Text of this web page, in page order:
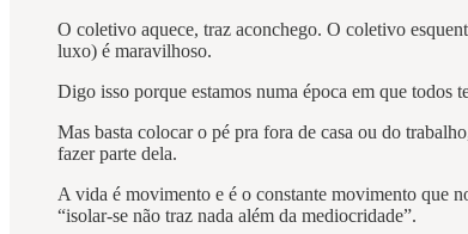
O coletivo aquece, traz aconchego. O coletivo
luxo) é maravilhoso.
Digo isso porque estamos numa época em que todos
Mas basta colocar o pé pra fora de casa ou do
fazer parte dela.
A vida é movimento e é o constante movimento que
“isolar-se não traz nada além da mediocridade”.